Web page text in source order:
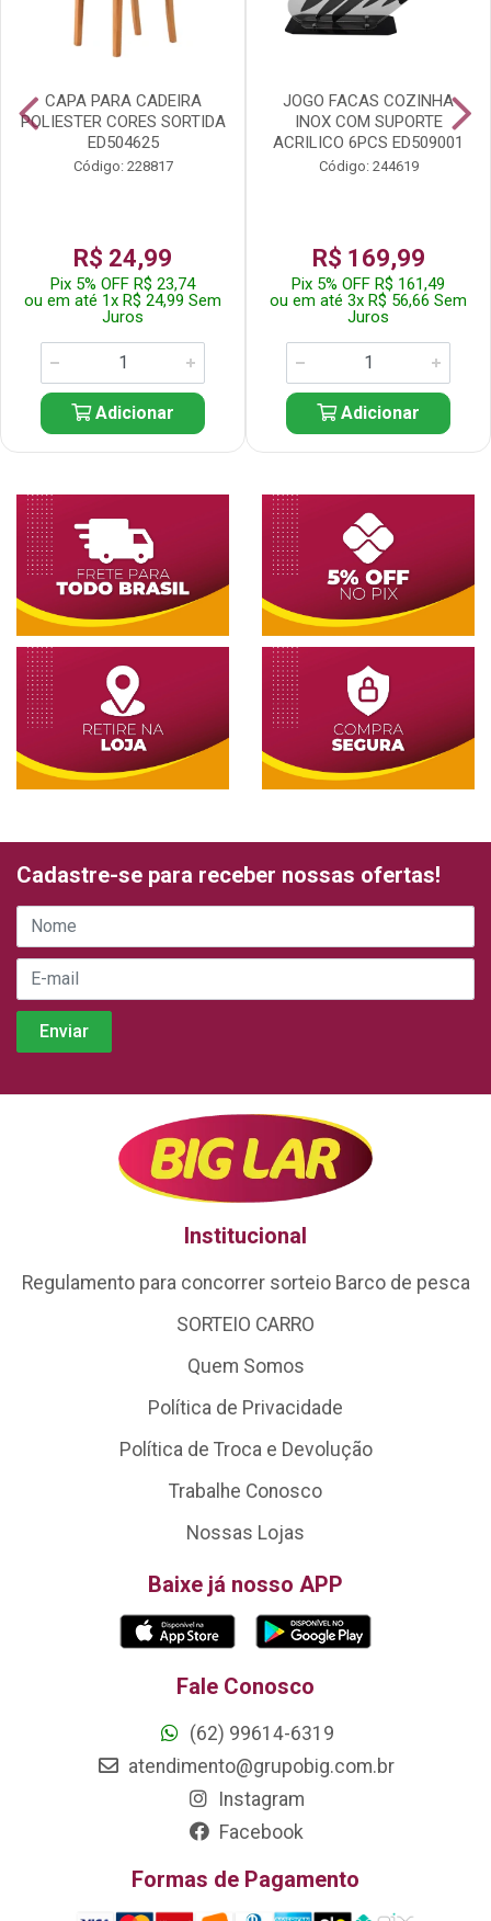
CAPA PARA CADEIRA
POLIESTER CORES SORTIDA
ED504625
Código: 228817
R$ 24,99
Pix 5% OFF R$ 23,74
ou em até 1x R$ 24,99 Sem
Juros
Adicionar
JOGO FACAS COZINHA
INOX COM SUPORTE
ACRILICO 6PCS ED509001
Código: 244619
R$ 169,99
Pix 5% OFF R$ 161,49
ou em até 3x R$ 56,66 Sem
Juros
Adicionar
Cadastre-se para receber nossas ofertas!
Institucional
Regulamento para concorrer sorteio Barco de pesca
SORTEIO CARRO
Quem Somos
Política de Privacidade
Política de Troca e Devolução
Trabalhe Conosco
Nossas Lojas
Baixe já nosso APP
Fale Conosco
(62) 99614-6319
atendimento@grupobig.com.br
Instagram
Facebook
Formas de Pagamento